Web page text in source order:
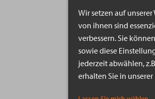
Wir setzen auf
von ihnen sind
verbessern. Sie
sowie diese
jederzeit abwählen,
erhalten Sie in